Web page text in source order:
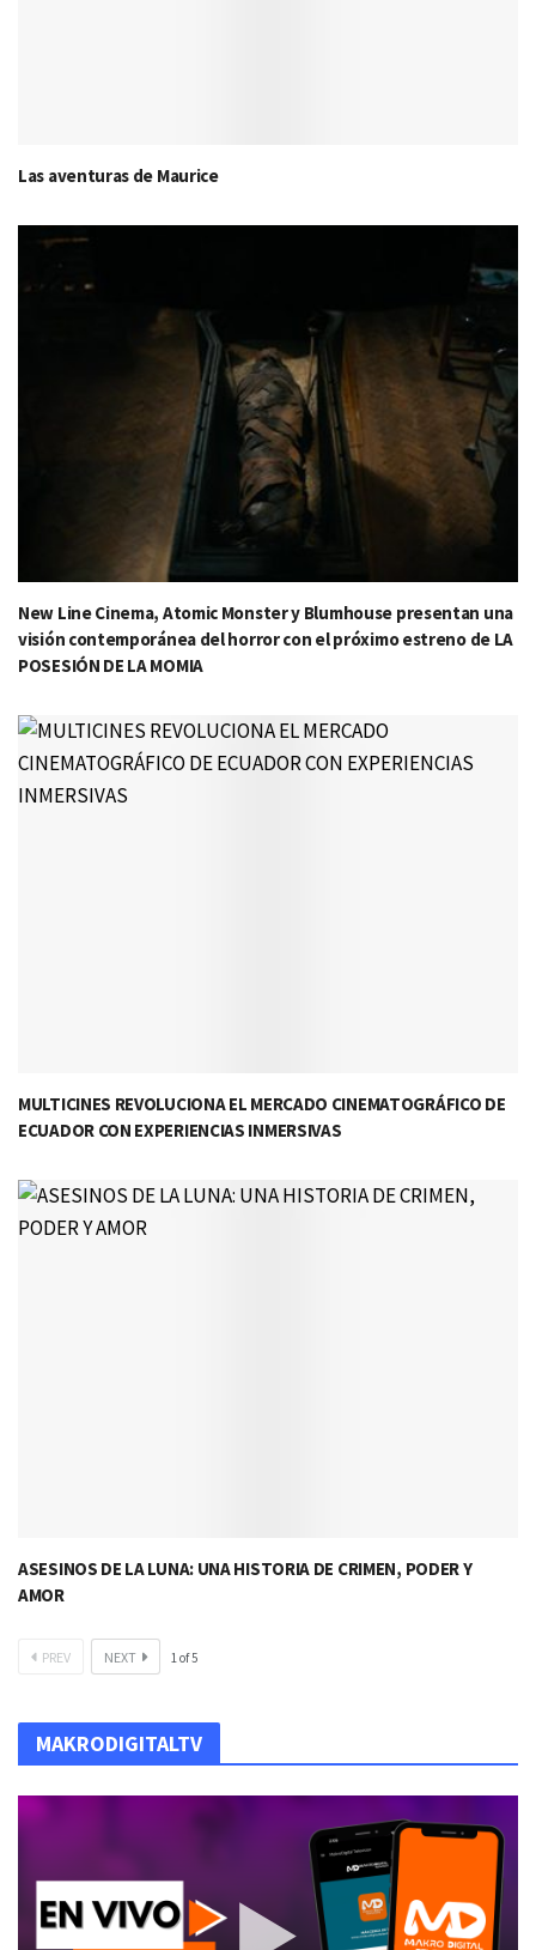
Las aventuras de Maurice
New Line Cinema, Atomic Monster y Blumhouse presentan una
visión contemporánea del horror con el próximo estreno de LA
POSESIÓN DE LA MOMIA
MULTICINES REVOLUCIONA EL MERCADO CINEMATOGRÁFICO DE
ECUADOR CON EXPERIENCIAS INMERSIVAS
ASESINOS DE LA LUNA: UNA HISTORIA DE CRIMEN, PODER Y
AMOR
PREV NEXT 1of5
MAKRODIGITALTV